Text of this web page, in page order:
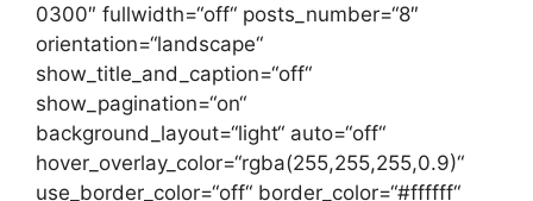
0300″ fullwidth=“off“ posts_number=“8″
orientation=“landscape“
show_title_and_caption=“off“
show_pagination=“on“
background_layout=“light“ auto=“off“
hover_overlay_color=“rgba(255,255,255,0.9)“
use_border_color=“off“ border_color=“#ffffff“